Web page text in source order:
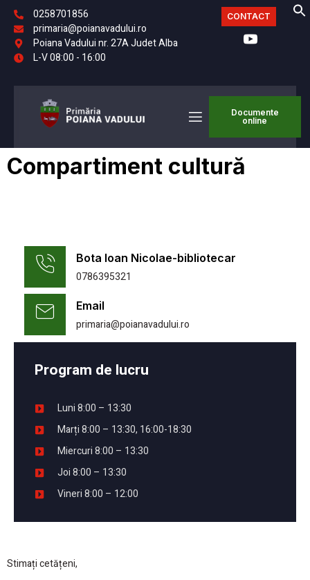
0258701856
primaria@poianavadului.ro
Poiana Vadului nr. 27A Judet Alba
L-V 08:00 - 16:00
CONTACT
Documente
online
Compartiment cultură
Bota Ioan Nicolae-bibliotecar
0786395321
Email
primaria@poianavadului.ro
Program de lucru
Luni 8:00 – 13:30
Marți 8:00 – 13:30, 16:00-18:30
Miercuri 8:00 – 13:30
Joi 8:00 – 13:30
Vineri 8:00 – 12:00
Stimați cetățeni,